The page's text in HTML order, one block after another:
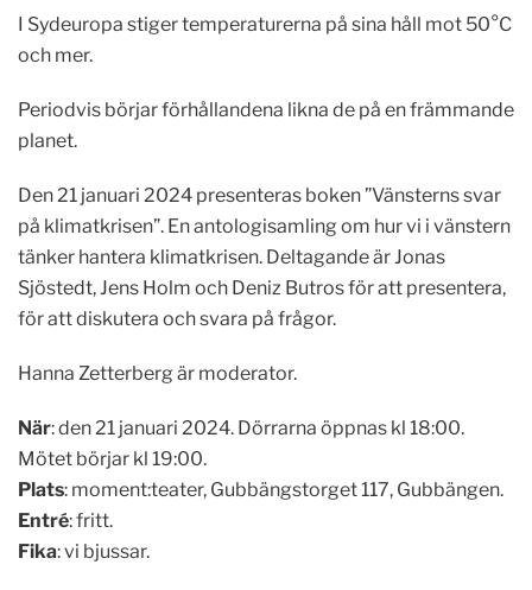
I Sydeuropa stiger temperaturerna på sina håll mot 50°C
och mer.
Periodvis börjar förhållandena likna de på en främmande
planet.
Den 21 januari 2024 presenteras boken ”Vänsterns svar
på klimatkrisen”. En antologisamling om hur vi i vänstern
tänker hantera klimatkrisen. Deltagande är Jonas
Sjöstedt, Jens Holm och Deniz Butros för att presentera,
för att diskutera och svara på frågor.
Hanna Zetterberg är moderator.
När: den 21 januari 2024. Dörrarna öppnas kl 18:00.
Mötet börjar kl 19:00.
Plats: moment:teater, Gubbängstorget 117, Gubbängen.
Entré: fritt.
Fika: vi bjussar.